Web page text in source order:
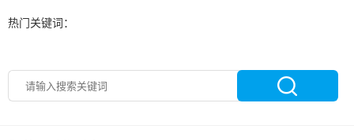
热门关键词：